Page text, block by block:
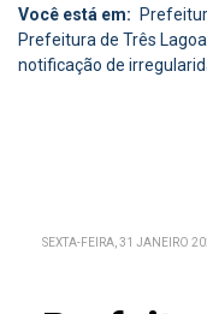
Você está em:
Prefeitura de Três
notificação de
SEXTA-FEIRA, 31 JANEIRO